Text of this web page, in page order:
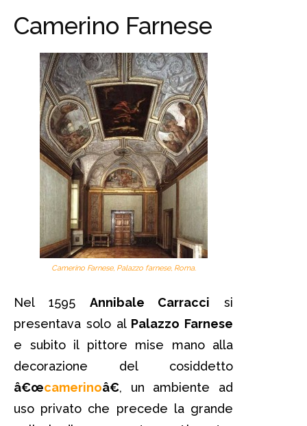
Camerino Farnese
Camerino Farnese, Palazzo farnese, Roma.
Nel 1595 Annibale Carracci si
presentava solo al Palazzo Farnese
e subito il pittore mise mano alla
decorazione del cosiddetto
â€œcamerinoâ€, un ambiente ad
uso privato che precede la grande